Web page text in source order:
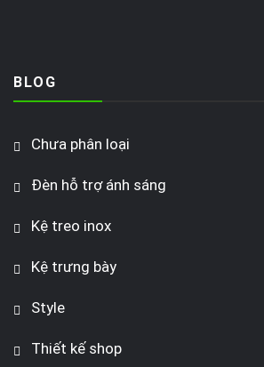
BLOG
Chưa phân loại
Đèn hỗ trợ ánh sáng
Kệ treo inox
Kệ trưng bày
Style
Thiết kế shop